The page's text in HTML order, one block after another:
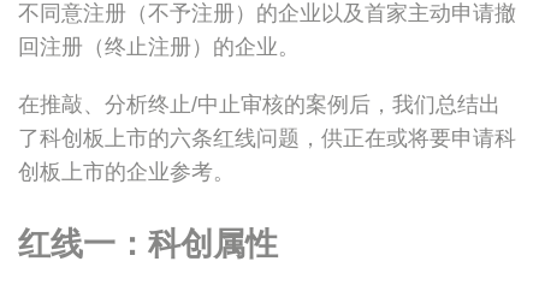
不同意注册（不予注册）的企业以及首家主动申请撤
回注册（终止注册）的企业。
在推敲、分析终止/中止审核的案例后，我们总结出
了科创板上市的六条红线问题，供正在或将要申请科
创板上市的企业参考。
红线一：科创属性